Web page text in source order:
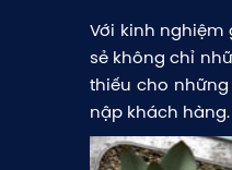
Với kinh
sẻ không chỉ
thiếu cho
nập khách hàng.